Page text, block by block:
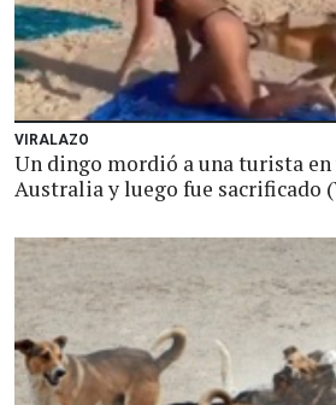
VIRALAZO
Un dingo mordió a una turista en
Australia y luego fue sacrificado